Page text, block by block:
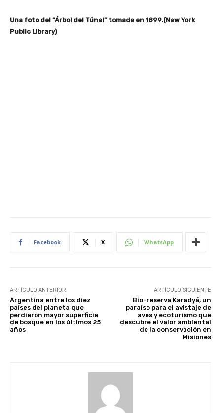
Una foto del “Árbol del Túnel” tomada en 1899.(New York
Public Library)
Facebook X WhatsApp
ARTÍCULO ANTERIOR
Argentina entre los diez
países del planeta que
perdieron mayor superficie
de bosque en los últimos 25
años
ARTÍCULO SIGUIENTE
Bio-reserva Karadyá, un
paraíso para el avistaje de
aves y ecoturismo que
descubre el valor ambiental
de la conservación en
Misiones